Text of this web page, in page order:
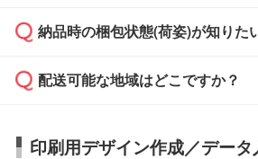
ご希望の際は担当スタッフまで
ください。
ご入金確認後、1～2営業日で出
タッフまでお問い合わせくださ
い。
応が可能かご案内いたします。
す。>>対象商品はこちら
ご入金確認後に在庫を確保し、
はできかねますので予めご了承
納品時の梱包状態(荷姿)が知りた
商品によって異なります。各ペ
す。(白箱、化粧箱、ブリスター
配送可能な地域はどこですか？
日本全国へお届けが可能です。
印刷用デザイン作成／デー